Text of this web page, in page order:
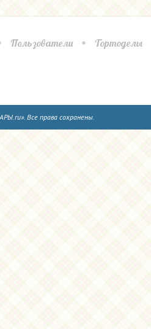
Пользователи Тортоделы
Все права сохранены.